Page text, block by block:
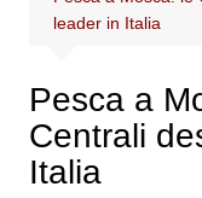
leader in Italia
Pesca a
Centrali
Italia